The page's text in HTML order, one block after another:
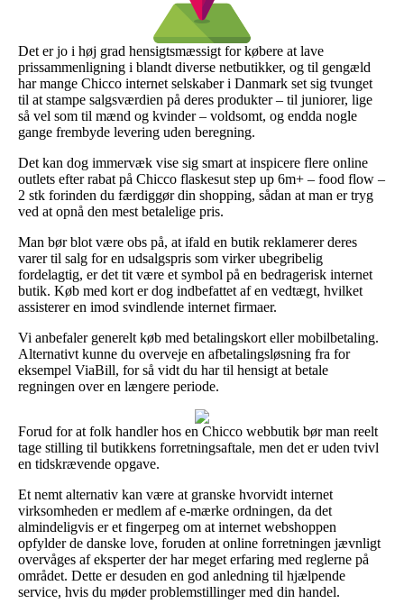
Det er jo i høj grad hensigtsmæssigt for købere at lave
prissammenligning i blandt diverse netbutikker, og til gengæld
har mange Chicco internet selskaber i Danmark set sig tvunget
til at stampe salgsværdien på deres produkter – til juniorer, lige
så vel som til mænd og kvinder – voldsomt, og endda nogle
gange frembyde levering uden beregning.
Det kan dog immervæk vise sig smart at inspicere flere online
outlets efter rabat på Chicco flaskesut step up 6m+ – food flow –
2 stk forinden du færdiggør din shopping, sådan at man er tryg
ved at opnå den mest betalelige pris.
Man bør blot være obs på, at ifald en butik reklamerer deres
varer til salg for en udsalgspris som virker ubegribelig
fordelagtig, er det tit være et symbol på en bedragerisk internet
butik. Køb med kort er dog indbefattet af en vedtægt, hvilket
assisterer en imod svindlende internet firmaer.
Vi anbefaler generelt køb med betalingskort eller mobilbetaling.
Alternativt kunne du overveje en afbetalingsløsning fra for
eksempel ViaBill, for så vidt du har til hensigt at betale
regningen over en længere periode.
Forud for at folk handler hos en Chicco webbutik bør man reelt
tage stilling til butikkens forretningsaftale, men det er uden tvivl
en tidskrævende opgave.
Et nemt alternativ kan være at granske hvorvidt internet
virksomheden er medlem af e-mærke ordningen, da det
almindeligvis er et fingerpeg om at internet webshoppen
opfylder de danske love, foruden at online forretningen jævnligt
overvåges af eksperter der har meget erfaring med reglerne på
området. Dette er desuden en god anledning til hjælpende
service, hvis du møder problemstillinger med din handel.